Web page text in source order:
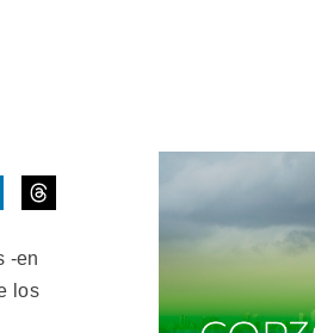
-en
los